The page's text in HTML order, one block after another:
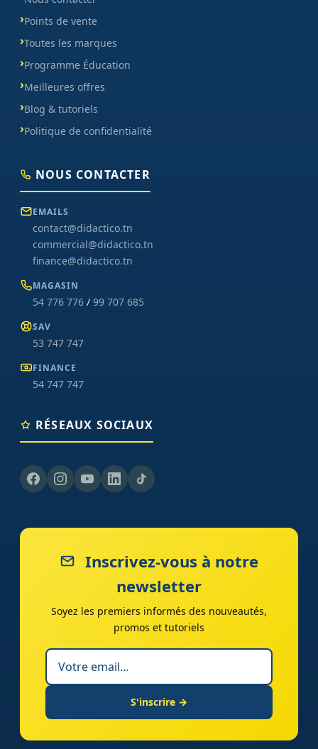
Points de vente
Toutes les marques
Programme Éducation
Meilleures offres
Blog & tutoriels
Politique de confidentialité
NOUS CONTACTER
EMAILS
contact@didactico.tn
commercial@didactico.tn
finance@didactico.tn
MAGASIN
54 776 776 / 99 707 685
SAV
53 747 747
FINANCE
54 747 747
RÉSEAUX SOCIAUX
Inscrivez-vous à notre
newsletter
Soyez les premiers informés des nouveautés,
promos et tutoriels
S'inscrire →